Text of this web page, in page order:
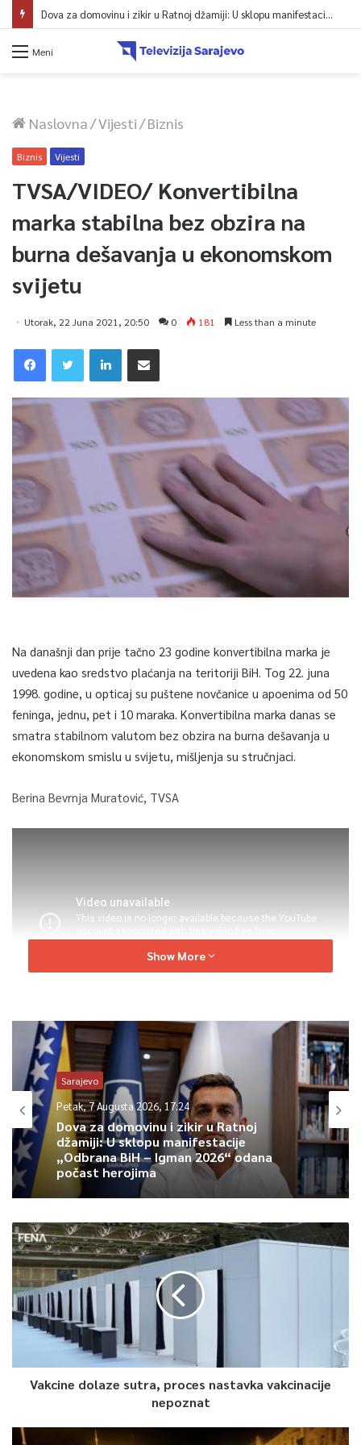
Dova za domovinu i zikir u Ratnoj džamiji: U sklopu manifestacije „Odbrana BiH – Igman 2026“ odana počast herojima
Meni
Naslovna/Vijesti/Biznis
Biznis Vijesti
TVSA/VIDEO/ Konvertibilna
marka stabilna bez obzira na
burna dešavanja u ekonomskom
svijetu
Utorak, 22 Juna 2021, 20:50 0 181 Less than a minute
Na današnji dan prije tačno 23 godine konvertibilna marka je
uvedena kao sredstvo plaćanja na teritoriji BiH. Tog 22. juna
1998. godine, u opticaj su puštene novčanice u apoenima od 50
feninga, jednu, pet i 10 maraka. Konvertibilna marka danas se
smatra stabilnom valutom bez obzira na burna dešavanja u
ekonomskom smislu u svijetu, mišljenja su stručnjaci.
Berina Bevrnja Muratović, TVSA
0
Article Rating
Show More
Sarajevo
Petak, 7 Augusta 2026, 17:24
Dova za domovinu i zikir u Ratnoj
džamiji: U sklopu manifestacije
„Odbrana BiH – Igman 2026“ odana
počast herojima
Vakcine dolaze sutra, proces nastavka vakcinacije
nepoznat